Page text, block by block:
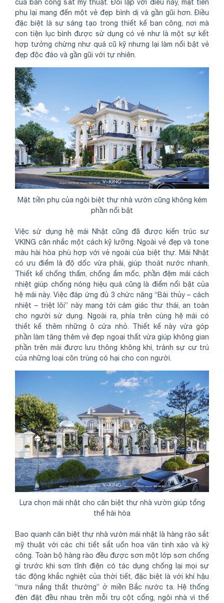
của ban công sắt mỹ thuật. Đối lập với điều này, mặt tiền
phụ lại mang đến một vẻ đẹp bình dị và gần gũi hơn. Điều
đặc biệt là sự sáng tạo trong thiết kế ban công, nơi mà
con tiện lục bình được sử dụng có vẻ như là một sự kết
hợp tưởng chừng như quá cũ kỹ nhưng lại làm nổi bật vẻ
đẹp độc đáo và gần gũi với tự nhiên.
Mặt tiền phụ của ngôi biệt thự nhà vườn cũng không kém
phần nổi bật
Việc sử dụng hệ mái Nhật cũng đã được kiến trúc sư
VKING cân nhắc một cách kỹ lưỡng. Ngoài vẻ đẹp và tone
màu hài hòa phù hợp với vẻ ngoài của biệt thự. Mái Nhật
có ưu điểm là độ dốc vừa phải, giúp thoát nước nhanh.
Thiết kế chống thấm, chống ẩm mốc, phần đệm mái cách
nhiệt giúp chống nóng hiệu quả cũng là điểm nổi bật của
hệ mái này. Việc đáp ứng đủ 3 chức năng “Bài thủy – cách
nhiệt – triệt lôi” này mang tới cảm giác thư thái, an toàn
cho người sử dụng. Ngoài ra, phía trên cùng hệ mái có
thiết kế thêm những ô cửa nhỏ. Thiết kế này vừa góp
phần làm tăng thêm vẻ đẹp ngoại thất vừa giúp không gian
phần trên mái được lưu thông không khí, tránh sự cư trú
của những loại côn trùng có hại cho con người.
Lựa chọn mái nhật cho căn biệt thự nhà vườn giúp tổng
thể hài hòa
Bao quanh căn biệt thự nhà vườn mái nhật là hàng rào sắt
mỹ thuật với các chi tiết sắt uốn hoa văn tinh xảo và kỳ
công. Toàn bộ hàng rào đều được sơn một lớp sơn chống
gỉ trước khi sơn tĩnh điện có tác dụng chống lại mọi sự
tác động khắc nghiệt của thời tiết, đặc biệt là với khí hậu
“mưa nắng thất thường” ở miền Bắc nước ta. Hệ thống
đèn đặt đều nhau trên mỗi trụ cột cổng, ngôi nhà vì thế